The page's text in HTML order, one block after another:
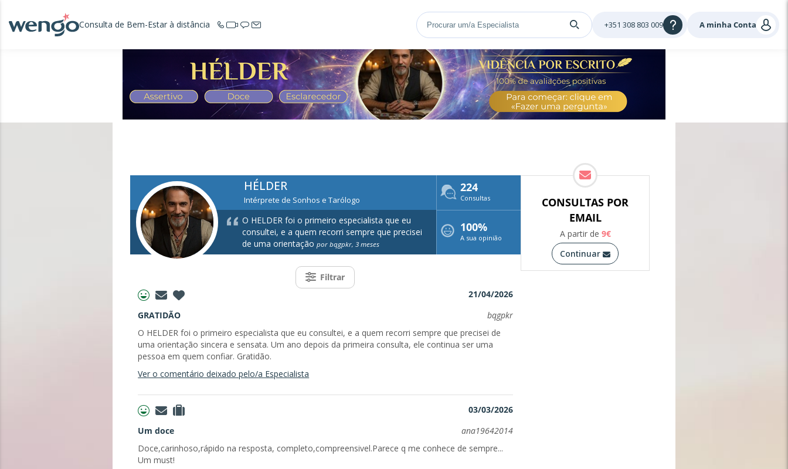
Consulta de Bem-Estar à distância A minha Conta
+351 308 803 009
HÉLDER
Intérprete de Sonhos e Tarólogo
224
Consultas
O HELDER foi o primeiro especialista que eu
consultei, e a quem recorri sempre que precisei
de uma orientação por bqgpkr, 3 meses
100%
A sua opinião
Filtrar
21/04/2026
GRATIDÃO
bqgpkr
O HELDER foi o primeiro especialista que eu consultei, e a quem recorri sempre que precisei de
uma orientação sincera e sensata. Um ano depois da primeira consulta, ele continua ser uma
pessoa em quem confiar. Gratidão.
Ver o comentário deixado pelo/a Especialista
03/03/2026
Um doce
ana19642014
Doce,carinhoso,rápido na resposta, completo,compreensivel.Parece q me conhece de sempre...
Um must!
CONSULTAS POR
EMAIL
A partir de 9€
Continuar